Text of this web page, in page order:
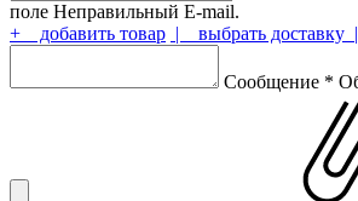
поле Неправильный E-mail.
+ добавить товар | выбрать доставку
Сообщение *